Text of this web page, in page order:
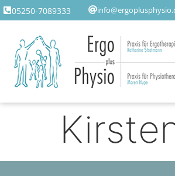
05250-7089333